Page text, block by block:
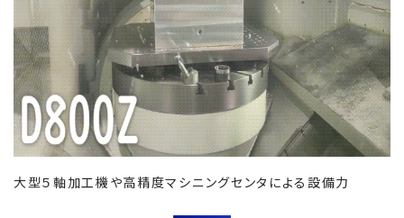
大型５軸加工機や高精度マシニングセンタによる設備力